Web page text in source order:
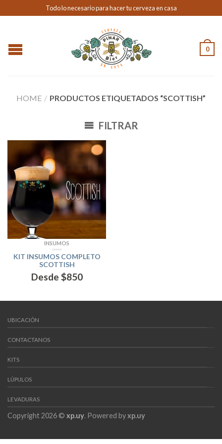
Todo lo necesario para hacer tu cerveza en casa
0
HOME / PRODUCTOS ETIQUETADOS “SCOTTISH”
FILTRAR
INSUMOS
KIT INSUMOS COMPLETO
SCOTTISH
Desde $850
UBICACIÓN
CONTACTANOS
KITS
LÚPULOS
LEVADURAS
Copyright 2026 © xp.uy. Powered byxp.uy